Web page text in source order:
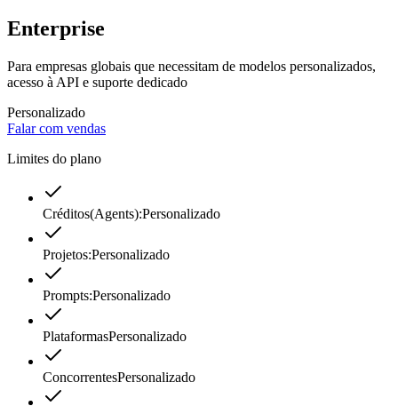
Enterprise
Para empresas globais que necessitam de modelos personalizados,
acesso à API e suporte dedicado
Personalizado
Falar com vendas
Limites do plano
Créditos(Agents):Personalizado
Projetos:Personalizado
Prompts:Personalizado
PlataformasPersonalizado
ConcorrentesPersonalizado